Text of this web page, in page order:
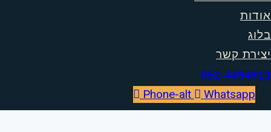
אודות
בלוג
יצירת קשר
052-4494913
Phone-alt Whatsapp